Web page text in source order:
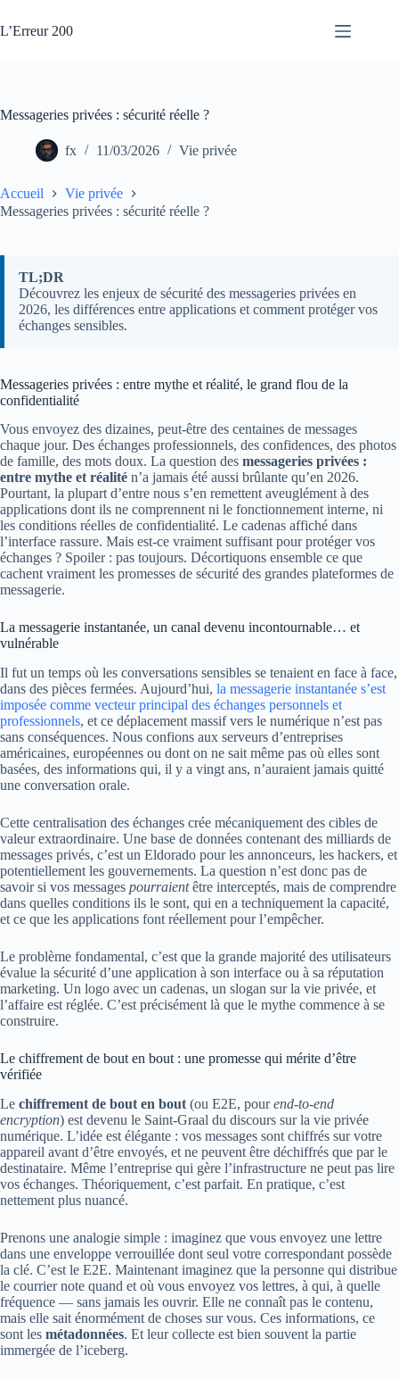
au
contenu
L’Erreur 200
Messageries privées : sécurité réelle ?
fx 11/03/2026 Vie privée
Accueil
Vie privée
Messageries privées : sécurité réelle ?
TL;DR
Découvrez les enjeux de sécurité des messageries privées en
2026, les différences entre applications et comment protéger vos
échanges sensibles.
Messageries privées : entre mythe et réalité, le grand flou de la
confidentialité
Vous envoyez des dizaines, peut-être des centaines de messages
chaque jour. Des échanges professionnels, des confidences, des photos
de famille, des mots doux. La question des messageries privées :
entre mythe et réalité n’a jamais été aussi brûlante qu’en 2026.
Pourtant, la plupart d’entre nous s’en remettent aveuglément à des
applications dont ils ne comprennent ni le fonctionnement interne, ni
les conditions réelles de confidentialité. Le cadenas affiché dans
l’interface rassure. Mais est-ce vraiment suffisant pour protéger vos
échanges ? Spoiler : pas toujours. Décortiquons ensemble ce que
cachent vraiment les promesses de sécurité des grandes plateformes de
messagerie.
La messagerie instantanée, un canal devenu incontournable… et
vulnérable
Il fut un temps où les conversations sensibles se tenaient en face à face,
dans des pièces fermées. Aujourd’hui, la messagerie instantanée s’est
imposée comme vecteur principal des échanges personnels et
professionnels, et ce déplacement massif vers le numérique n’est pas
sans conséquences. Nous confions aux serveurs d’entreprises
américaines, européennes ou dont on ne sait même pas où elles sont
basées, des informations qui, il y a vingt ans, n’auraient jamais quitté
une conversation orale.
Cette centralisation des échanges crée mécaniquement des cibles de
valeur extraordinaire. Une base de données contenant des milliards de
messages privés, c’est un Eldorado pour les annonceurs, les hackers, et
potentiellement les gouvernements. La question n’est donc pas de
savoir si vos messages pourraientêtre interceptés, mais de comprendre
dans quelles conditions ils le sont, qui en a techniquement la capacité,
et ce que les applications font réellement pour l’empêcher.
Le problème fondamental, c’est que la grande majorité des utilisateurs
évalue la sécurité d’une application à son interface ou à sa réputation
marketing. Un logo avec un cadenas, un slogan sur la vie privée, et
l’affaire est réglée. C’est précisément là que le mythe commence à se
construire.
Le chiffrement de bout en bout : une promesse qui mérite d’être
vérifiée
Le chiffrement de bout en bout (ou E2E, pourend-to-end
encryption) est devenu le Saint-Graal du discours sur la vie privée
numérique. L’idée est élégante : vos messages sont chiffrés sur votre
appareil avant d’être envoyés, et ne peuvent être déchiffrés que par le
destinataire. Même l’entreprise qui gère l’infrastructure ne peut pas lire
vos échanges. Théoriquement, c’est parfait. En pratique, c’est
nettement plus nuancé.
Prenons une analogie simple : imaginez que vous envoyez une lettre
dans une enveloppe verrouillée dont seul votre correspondant possède
la clé. C’est le E2E. Maintenant imaginez que la personne qui distribue
le courrier note quand et où vous envoyez vos lettres, à qui, à quelle
fréquence — sans jamais les ouvrir. Elle ne connaît pas le contenu,
mais elle sait énormément de choses sur vous. Ces informations, ce
sont les métadonnées. Et leur collecte est bien souvent la partie
immergée de l’iceberg.